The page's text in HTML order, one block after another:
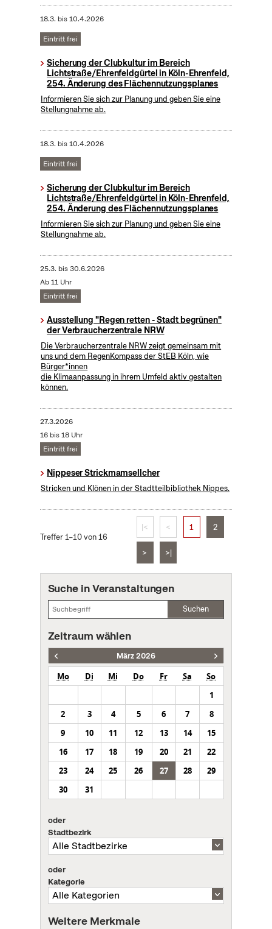
18.3. bis10.4.2026
Eintritt frei
Sicherung der Clubkultur im Bereich
Lichtstraße/Ehrenfeldgürtel in Köln-Ehrenfeld,
254. Änderung des Flächennutzungsplanes
Informieren Sie sich zur Planung und geben Sie eine
Stellungnahme ab.
18.3. bis10.4.2026
Eintritt frei
Sicherung der Clubkultur im Bereich
Lichtstraße/Ehrenfeldgürtel in Köln-Ehrenfeld,
254. Änderung des Flächennutzungsplanes
Informieren Sie sich zur Planung und geben Sie eine
Stellungnahme ab.
25.3. bis30.6.2026
Ab 11 Uhr
Eintritt frei
Ausstellung "Regen retten - Stadt begrünen"
der Verbraucherzentrale NRW
Die Verbraucherzentrale NRW zeigt gemeinsam mit
uns und dem RegenKompass der StEB Köln, wie
Bürger*innen
die Klimaanpassung in ihrem Umfeld aktiv gestalten
können.
27.3.2026
16 bis 18 Uhr
Eintritt frei
Nippeser Strickmamsellcher
Stricken und Klönen in der Stadtteilbibliothek Nippes.
Treffer 1–10 von 16
|< < 1 2
> >|
Suche in Veranstaltungen
Suchen
Zeitraum wählen
März 2026
Mo Di Mi Do Fr Sa
So
1
2
3 4 5 6 7
8
9
10 11 12 13 14
15
16
17 18 19 20 21
22
23
24 25 26 27 28
29
30
31
oder
Stadtbezirk
oder
Kategorie
Weitere Merkmale